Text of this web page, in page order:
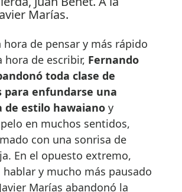
hora de pensar y más rápido
hora de escribir, Fernando
toda clase de
para enfundarse una
de estilo hawaiano y
en muchos sentidos,
con una sonrisa de
En el opuesto extremo,
hablar y mucho más pausado
Marías abandonó la